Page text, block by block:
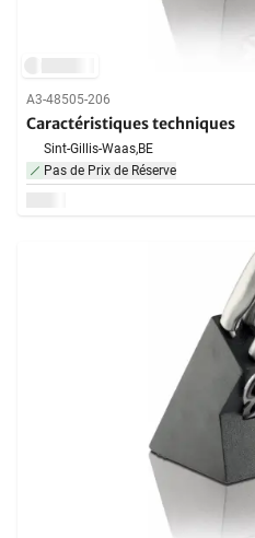
A3-48505-206
Caractéristiques techniques
Sint-Gillis-Waas,BE
Pas de Prix de Réserve